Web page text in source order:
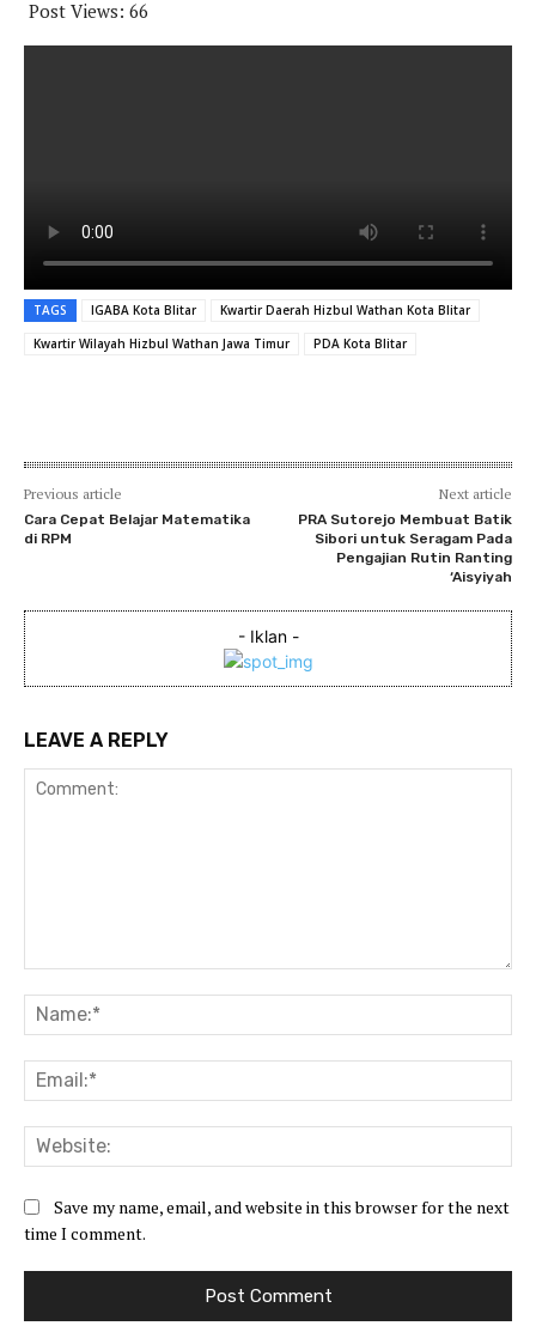
Post Views: 66
TAGS IGABA Kota Blitar
Kwartir Daerah Hizbul Wathan Kota Blitar
Kwartir Wilayah Hizbul Wathan Jawa Timur
PDA Kota Blitar
Previous article
Cara Cepat Belajar Matematika
di RPM
Next article
PRA Sutorejo Membuat Batik
Sibori untuk Seragam Pada
Pengajian Rutin Ranting
‘Aisyiyah
- Iklan -
LEAVE A REPLY
Save my name, email, and website in this browser for the next
time I comment.